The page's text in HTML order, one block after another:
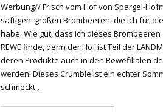
Werbung// Frisch vom Hof von Spargel-
saftigen, großen Brombeeren, die ich für
habe. Wie gut, dass ich dieses
REWE finde, denn der Hof ist Teil der
deren Produkte auch in den Rewefilialen
werden! Dieses Crumble ist ein echter
schmeckt…